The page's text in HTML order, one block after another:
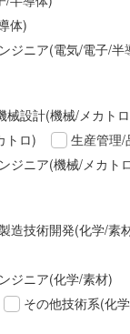
体)
ジニア(電気/電子/半
械設計(機械/メカト
トロ)
生産管理/
ジニア(機械/メカト
造技術開発(化学/素
ジニア(化学/素材)
その他技術系(化